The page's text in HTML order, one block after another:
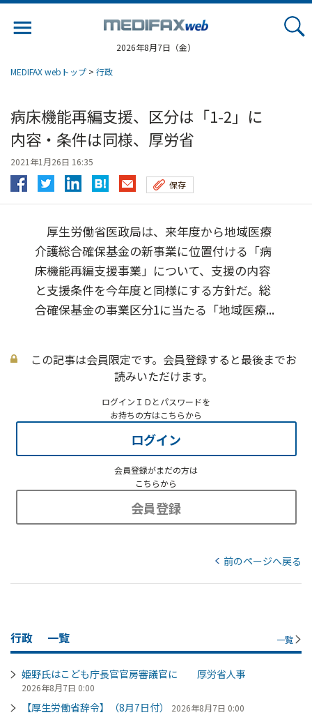
2026年8月7日（金）
MEDIFAX webトップ > 行政
病床機能再編支援、区分は「1-2」に
内容・条件は同様、厚労省
2021年1月26日 16:35
保存
厚生労働省医政局は、来年度から地域医療
介護総合確保基金の新事業に位置付ける「病
床機能再編支援事業」について、支援の内容
と支援条件を今年度と同様にする方針だ。総
合確保基金の事業区分1に当たる「地域医療...
この記事は会員限定です。会員登録すると最後までお
読みいただけます。
ログインＩＤとパスワードを
お持ちの方はこちらから
ログイン
会員登録がまだの方は
こちらから
会員登録
前のページへ戻る
行政 一覧 一覧
姫野氏はこども庁長官官房審議官に 厚労省人事
2026年8月7日 0:00
【厚生労働省辞令】（8月7日付） 2026年8月7日 0:00